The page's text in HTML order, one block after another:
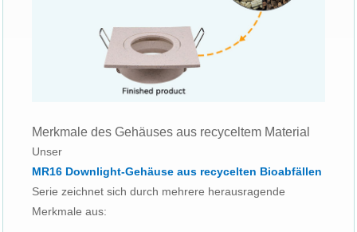
Merkmale des Gehäuses aus recyceltem Material
Unser
MR16 Downlight-Gehäuse aus recycelten Bioabfällen
Serie zeichnet sich durch mehrere herausragende
Merkmale aus: